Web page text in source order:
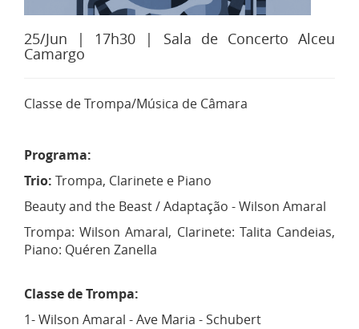
25/Jun | 17h30 | Sala de Concerto Alceu
Camargo
Classe de Trompa/Música de Câmara
Programa:
Trio: Trompa, Clarinete e Piano
Beauty and the Beast / Adaptação - Wilson Amaral
Trompa: Wilson Amaral, Clarinete: Talita Candeias,
Piano: Quéren Zanella
Classe de Trompa:
1- Wilson Amaral - Ave Maria - Schubert